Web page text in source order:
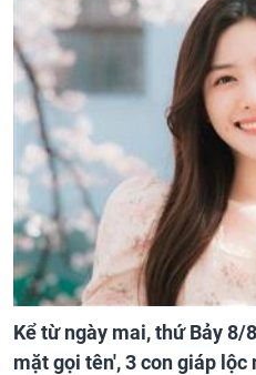
Kể từ ngày mai, thứ Bảy 8/
mặt gọi tên', 3 con giáp lộc